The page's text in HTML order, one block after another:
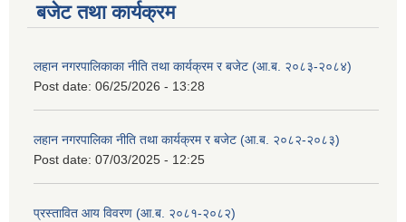
बजेट तथा कार्यक्रम
लहान नगरपालिकाका नीति तथा कार्यक्रम र बजेट (आ.ब. २०८३-२०८४)
Post date: 06/25/2026 - 13:28
लहान नगरपालिका नीति तथा कार्यक्रम र बजेट (आ.ब. २०८२-२०८३)
Post date: 07/03/2025 - 12:25
प्रस्तावित आय विवरण (आ.ब. २०८१-२०८२)